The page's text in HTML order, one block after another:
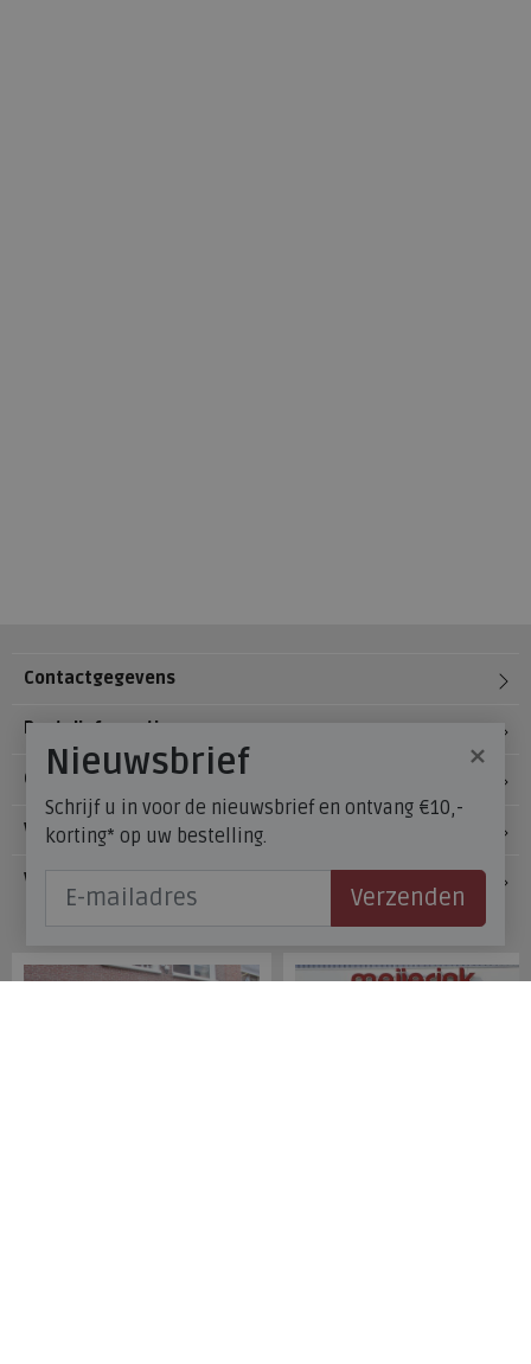
Contactgegevens
Bestelinformatie
Over Meijerink Schoenen
Voetzorg
Veelgestelde vragen
×
Nieuwsbrief
Schrijf u in voor de nieuwsbrief en ontvang €10,-
korting* op uw bestelling.
Verzenden